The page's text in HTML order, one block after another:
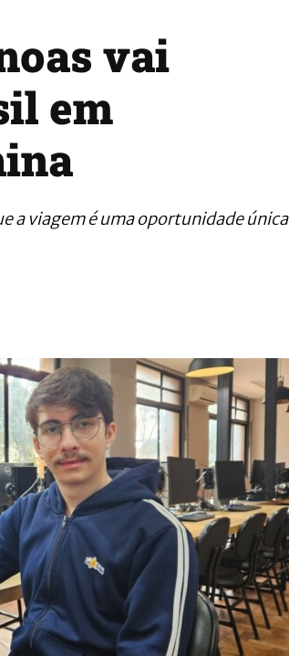
vai
em
a viagem é uma oportunidade única